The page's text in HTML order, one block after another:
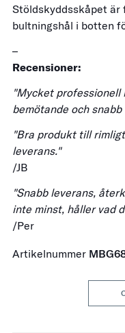
Stöldskyddsskåpet är
bultningshål i botten
–
Recensioner:
"Mycket professionell
bemötande och snabb
"Bra produkt till
leverans."
/JB
"Snabb leverans,
inte minst, håller vad
/Per
Artikelnummer